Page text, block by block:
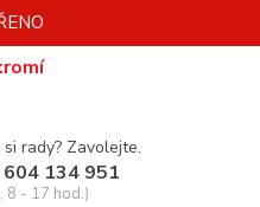
rady? Zavolejte.
134 951
8 - 17 hod.)